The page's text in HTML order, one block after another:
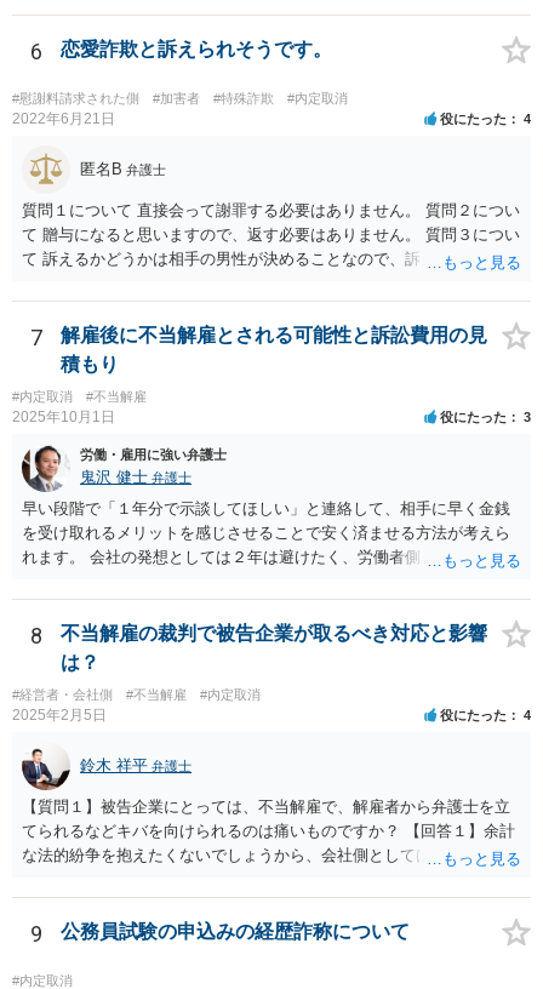
で労働者の余力がなくなり、労働者側から会社寄りの解決案を受け入
れるといった対応をさせるという作戦として考えられるところです。
もっとも、ご認識のとおり、バックペイや裁判になった際のレピュテ
れます。 仮に、裁判になり敗訴判決が出た場合、会社名が記載されて
で、社会的な印象が大きく下がるリスクはございます。
回の言い合いだけであれば、解雇までは難しいと思われます。 それ以
外の事情を踏まえて、改善の余地がないほど解雇理由（能力不足や協
調性のなさ等）があるのでしたら、解雇も相当と思料します。 ご参考
までにお願いします。
6 恋愛詐欺と訴えられそうです。
#慰謝料請求された側 #加害者 #特殊詐欺 #内定取消
2022年6月21日 役にたった 4
匿名B 弁護士
質問１について 直接会って謝罪する必要はありません。 質問２につい
て 贈与になると思いますので、返す必要はありません。 質問３につい
て 訴えるかどうかは相手の男性が決めることなので、訴えることはな
われますので、結果的には訴えてこないと思われます。 相手の男性か
らのメッセージには、脅迫的な言動で関係を継続させようとの意図も
うかがわれますので、早めに警察にご相談することをお勧めします。
7
解雇後に不当解雇とされる可能性と訴訟費用の見
積もり
#内定取消 #不当解雇
2025年10月1日 役にたった 3
労働・雇用に強い弁護士
鬼沢 健士 弁護士
早い段階で「１年分で示談してほしい」と連絡して、相手に早く金銭
を受け取れるメリットを感じさせることで安く済ませる方法が考えら
れます。 会社の発想としては２年は避けたく、労働者側も２年分いけ
8
不当解雇の裁判で被告企業が取るべき対応と影響
は？
#経営者・会社側 #不当解雇 #内定取消
2025年2月5日 役にたった 4
鈴木 祥平 弁護士
【質問１】被告企業にとっては、不当解雇で、解雇者から弁護士を立
てられるなどキバを向けられるのは痛いものですか？ 【回答１】余計
な法的紛争を抱えたくないでしょうから、会社側としては面倒だと思
て争ってくることになると思います。 【質問２】今、解雇した社員よ
り労働審判を仕掛けられておりますが、社長が顧問弁護士の悪知恵
で、労働審判を無視して欠席しております。 どういう意図があります
か？ 【回答２】相手方が全く連絡することなく労働審判期日を欠席し
9 公務員試験の申込みの経歴詐称について
#内定取消